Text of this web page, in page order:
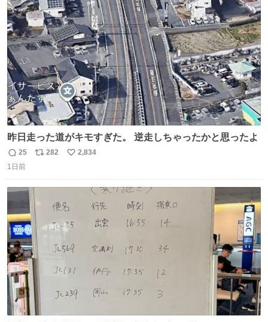
ト
数
数
昨日走った道がキモすぎた。 逆走しちゃったかと思ったよ
返
信
25
リ
ト
数
282
い
2,834
1日前